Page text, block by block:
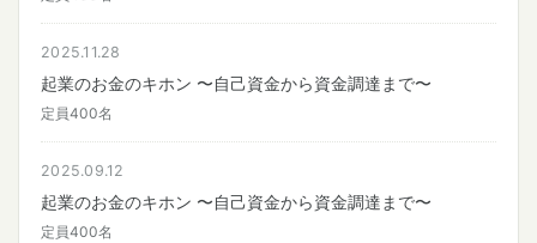
2025.11.28
起業のお金のキホン 〜自己資金から資金調達まで〜
定員400名
2025.09.12
起業のお金のキホン 〜自己資金から資金調達まで〜
定員400名